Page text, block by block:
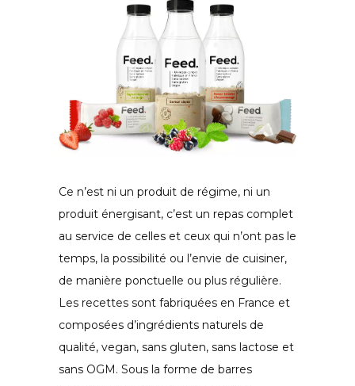
Ce n’est ni un produit de régime, ni un
produit énergisant, c’est un repas complet
au service de celles et ceux qui n’ont pas le
temps, la possibilité ou l’envie de cuisiner,
de manière ponctuelle ou plus régulière.
Les recettes sont fabriquées en France et
composées d’ingrédients naturels de
qualité, vegan, sans gluten, sans lactose et
sans OGM. Sous la forme de barres